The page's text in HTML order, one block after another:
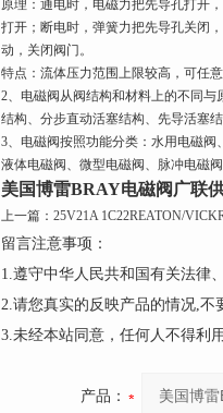
原理：通电时，电磁力把先导孔打开
打开；断电时，弹簧力把先导孔关闭
动，关闭阀门。
特点：流体压力范围上限较高，可任
2、电磁阀从阀结构和材料上的不同
结构、分步直动活塞结构、先导活塞
3、电磁阀按照功能分类：水用电磁
液体电磁阀、微型电磁阀、脉冲电磁
美国博雷BRAY电磁阀广联
上一篇： 25V21A 1C22REATON/
留言注意事项：
1.遵守中华人民共和国有关法律
2.请您真实的反映产品的情况,
3.未经本站同意，任何人不得利
产品：